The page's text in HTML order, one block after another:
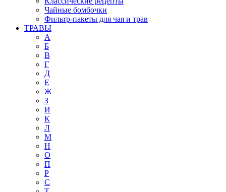
Чайные бомбочки
Фильтр-пакеты для чая и трав
ТРАВЫ
А
Б
В
Г
Д
Е
Ж
З
И
К
Л
М
Н
О
П
Р
С